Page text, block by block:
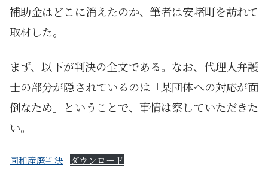
補助金はどこに消えたのか、筆者は安堵町を訪れて
取材した。
まず、以下が判決の全文である。なお、代理人弁護
士の部分が隠されているのは「某団体への対応が面
倒なため」ということで、事情は察していただきた
い。
同和産廃判決 ダウンロード